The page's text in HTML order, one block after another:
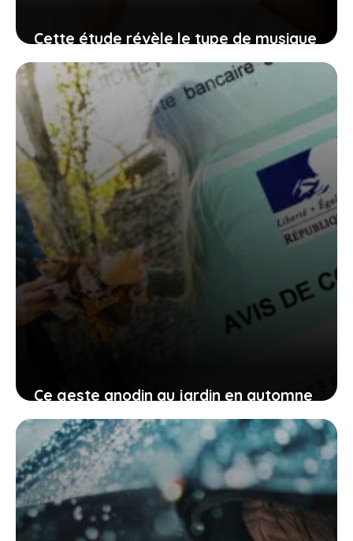
Cette étude révèle le type de musique
qu’écoutent les personnes les moins
intelligentes
14 juin 2026
Ce geste anodin au jardin en automne
peut entraîner des problèmes et vous
coûter cher
13 juin 2026